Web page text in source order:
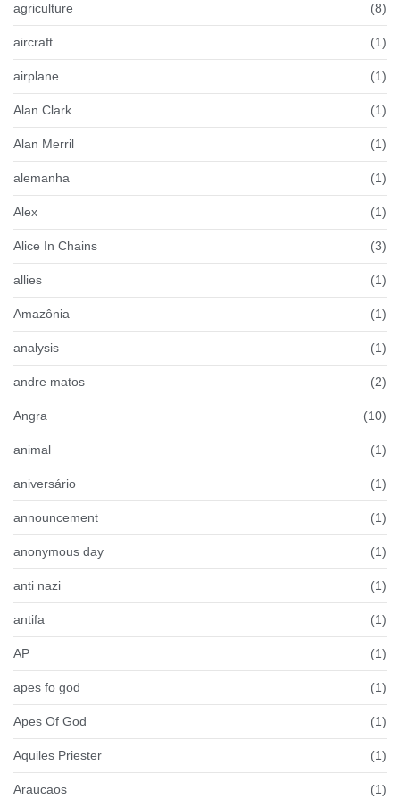
agriculture (8)
aircraft (1)
airplane (1)
Alan Clark (1)
Alan Merril (1)
alemanha (1)
Alex (1)
Alice In Chains (3)
allies (1)
Amazônia (1)
analysis (1)
andre matos (2)
Angra (10)
animal (1)
aniversário (1)
announcement (1)
anonymous day (1)
anti nazi (1)
antifa (1)
AP (1)
apes fo god (1)
Apes Of God (1)
Aquiles Priester (1)
Araucaos (1)